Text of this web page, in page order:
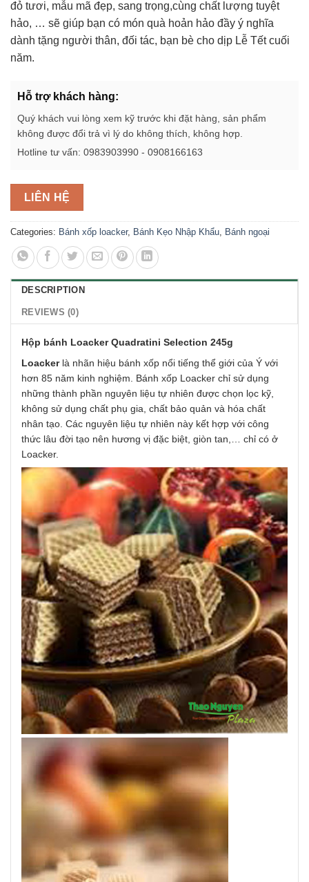
đỏ tươi, mẫu mã đẹp, sang trọng,cùng chất lượng tuyệt
hảo, … sẽ giúp bạn có món quà hoản hảo đầy ý nghĩa
dành tặng người thân, đối tác, bạn bè cho dịp Lễ Tết cuối
năm.
Hỗ trợ khách hàng:
Quý khách vui lòng xem kỹ trước khi đặt hàng, sản phẩm
không được đổi trả vì lý do không thích, không hợp.
Hotline tư vấn: 0983903990 - 0908166163
LIÊN HỆ
Categories: Bánh xốp loacker, Bánh Kẹo Nhập Khẩu, Bánh ngoại
DESCRIPTION
REVIEWS (0)
Hộp bánh Loacker Quadratini Selection 245g
Loackerlà nhãn hiệu bánh xốp nổi tiếng thể giới của Ý với
hơn 85 năm kinh nghiệm. Bánh xốp Loacker chỉ sử dụng
những thành phần nguyên liệu tự nhiên được chọn lọc kỹ,
không sử dụng chất phụ gia, chất bảo quản và hóa chất
nhân tạo. Các nguyên liệu tự nhiên này kết hợp với công
thức lâu đời tạo nên hương vị đặc biệt, giòn tan,… chỉ có ở
Loacker.